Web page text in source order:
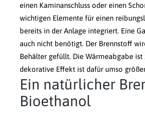
einen Kaminanschluss oder einen
wichtigen Elemente für einen
bereits in der Anlage integriert. Eine
auch nicht benötigt. Der Brennstoff
Behälter gefüllt. Die Wärmeabgabe ist
dekorative Effekt ist dafür umso
Ein natürlicher
Bioethanol